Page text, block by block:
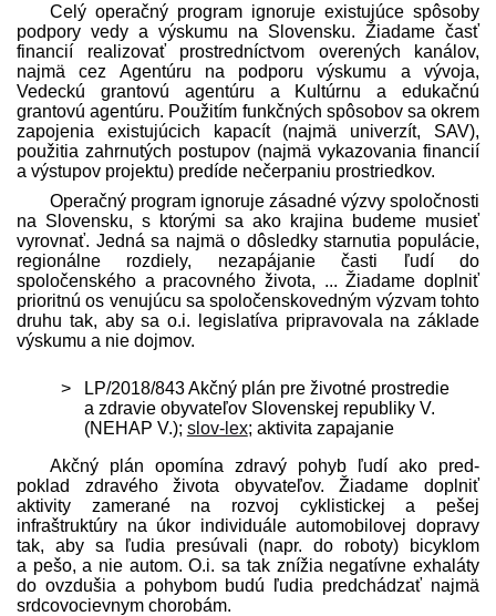
Celý operačný program ignoruje existujúce spôsoby
podpory vedy a výskumu na Slovensku. Žiadame časť
financií realizovať prostredníctvom overených kanálov,
najmä cez Agentúru na podporu výskumu a vývoja,
Vedeckú grantovú agentúru a Kultúrnu a edukačnú
grantovú agentúru. Použitím funkčných spôsobov sa okrem
zapojenia existujúcich kapacít (najmä univerzít, SAV),
použitia zahrnutých postupov (najmä vykazovania financií
a výstupov projektu) predíde nečerpaniu prostriedkov.
Operačný program ignoruje zásadné výzvy spoločnosti
na Slovensku, s ktorými sa ako krajina budeme musieť
vyrovnať. Jedná sa najmä o dôsledky starnutia populácie,
regionálne rozdiely, nezapájanie časti ľudí do
spoločenského a pracovného života, ... Žiadame doplniť
prioritnú os venujúcu sa spoločenskovedným výzvam tohto
druhu tak, aby sa o.i. legislatíva pripravovala na základe
výskumu a nie dojmov.
LP/2018/843 Akčný plán pre životné prostredie
a zdravie obyvateľov Slovenskej republiky V.
(NEHAP V.); slov-lex; aktivita zapajanie
Akčný plán opomína zdravý pohyb ľudí ako pred­
poklad zdravého života obyvateľov. Žiadame doplniť
aktivity zamerané na rozvoj cyklistickej a pešej
infraštruktúry na úkor individuále automobilovej dopravy
tak, aby sa ľudia presúvali (napr. do roboty) bicyklom
a pešo, a nie autom. O.i. sa tak znížia negatívne exhaláty
do ovzdušia a pohybom budú ľudia pred­chádzať najmä
srdcovocievnym chorobám.